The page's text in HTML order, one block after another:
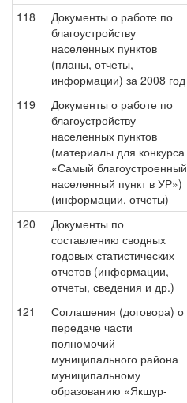
118
Документы о работе по
благоустройству
населенных пунктов
(планы, отчеты,
информации) за 2008 год
119
Документы о работе по
благоустройству
населенных пунктов
(материалы для конкурса
«Самый благоустроенный
населенный пункт в УР»)
(информации, отчеты)
120
Документы по
составлению сводных
годовых статистических
отчетов (информации,
отчеты, сведения и др.)
121
Соглашения (договора) о
передаче части
полномочий
муниципального района
муниципальному
образованию «Якшур-